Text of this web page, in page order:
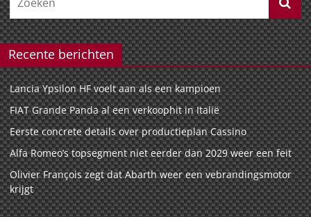
Recente berichten
Lancia Ypsilon HF voelt aan als een kampioen
FIAT Grande Panda al een verkoophit in Italië
Eerste concrete details over productieplan Cassino
Alfa Romeo’s topsegment niet eerder dan 2029 weer een feit
Olivier François zegt dat Abarth weer een vebrandingsmotor
krijgt